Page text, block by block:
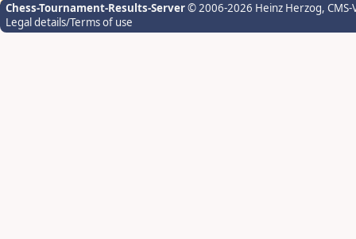
Chess-Tournament-Results-Server© 2006-2026 Heinz Herzog,
Legal details/Terms of use